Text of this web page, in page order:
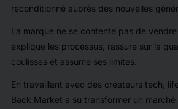
reconditionné auprès des nouvelles
La marque ne se contente pas de
explique les processus, rassure sur la
coulisses et assume ses limites.
En travaillant avec des créateurs tech,
Back Market a su transformer un